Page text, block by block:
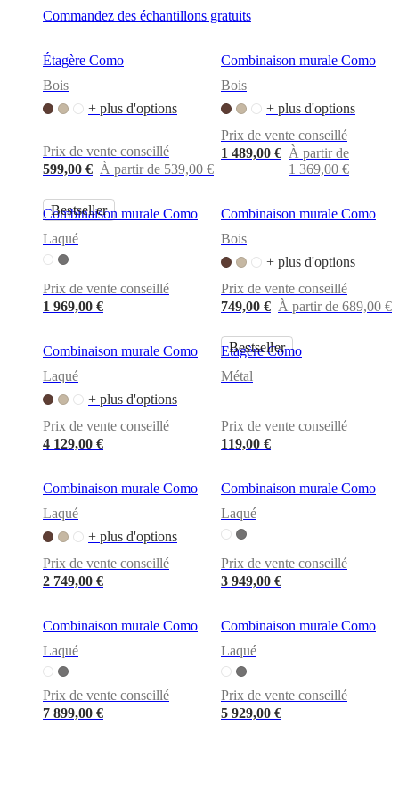
Savoir-
designersPersonnalisationCarrières
Standards
certificationsDéclaration
franchiséProfessionalsTrade
Commandez des échantillons gratuits
Étagère Como
Bois
+ plus d'options
Prix de vente conseillé
599,00 € À partir de 539,00 €
Combinaison murale Como
Bois
+ plus d'options
Prix de vente conseillé
1 489,00 € À partir de
1 369,00 €
Bestseller
Combinaison murale Como
Laqué
Prix de vente conseillé
1 969,00 €
Combinaison murale Como
Bois
+ plus d'options
Prix de vente conseillé
749,00 € À partir de 689,00 €
Combinaison murale Como
Laqué
+ plus d'options
Prix de vente conseillé
4 129,00 €
Bestseller
Etagère Como
Métal
Prix de vente conseillé
119,00 €
Combinaison murale Como
Laqué
+ plus d'options
Prix de vente conseillé
2 749,00 €
Combinaison murale Como
Laqué
Prix de vente conseillé
3 949,00 €
Combinaison murale Como
Laqué
Prix de vente conseillé
7 899,00 €
Combinaison murale Como
Laqué
Prix de vente conseillé
5 929,00 €